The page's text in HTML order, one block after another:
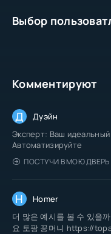
Выбор
Комментируют
Д Дуэйн
Эксперт: Ваш
Автоматизируйте
ПОСТУЧИ В МОЮ ДВЕРЬ
H Homer
더 많은 예시를 볼 수 있을
요 토팡 꽁머니 https://